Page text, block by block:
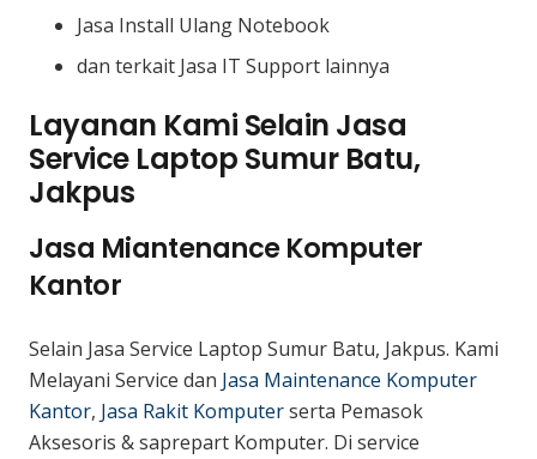
Jasa Install Ulang Notebook
dan terkait Jasa IT Support lainnya
Layanan Kami Selain Jasa
Service Laptop Sumur Batu,
Jakpus
Jasa Miantenance Komputer
Kantor
Selain Jasa Service Laptop Sumur Batu, Jakpus. Kami
Melayani Service dan Jasa Maintenance Komputer
Kantor, Jasa Rakit Komputerserta Pemasok
Aksesoris & saprepart Komputer. Di service